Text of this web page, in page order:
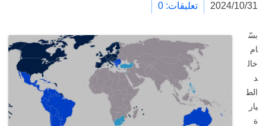
2024/10/31 تعليقات: 0
بسّ
ام
خال
د
الط
يار
ة